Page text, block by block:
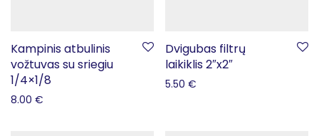
Kampinis atbulinis
vožtuvas su sriegiu
1/4×1/8
8.00 €
Dvigubas filtrų
laikiklis 2″x2″
5.50 €